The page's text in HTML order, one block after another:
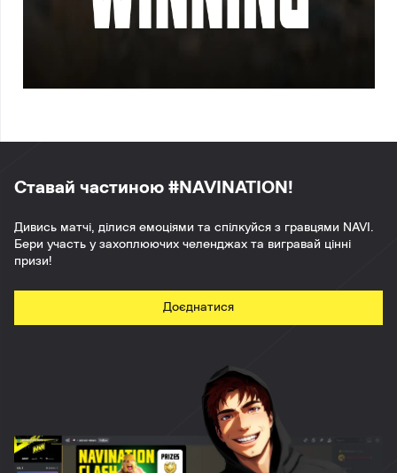
Ставай частиною #NAVINATION!
Дивись матчі, ділися емоціями та спілкуйся з гравцями NAVI.
Бери участь у захоплюючих челенджах та вигравай цінні
призи!
Доєднатися